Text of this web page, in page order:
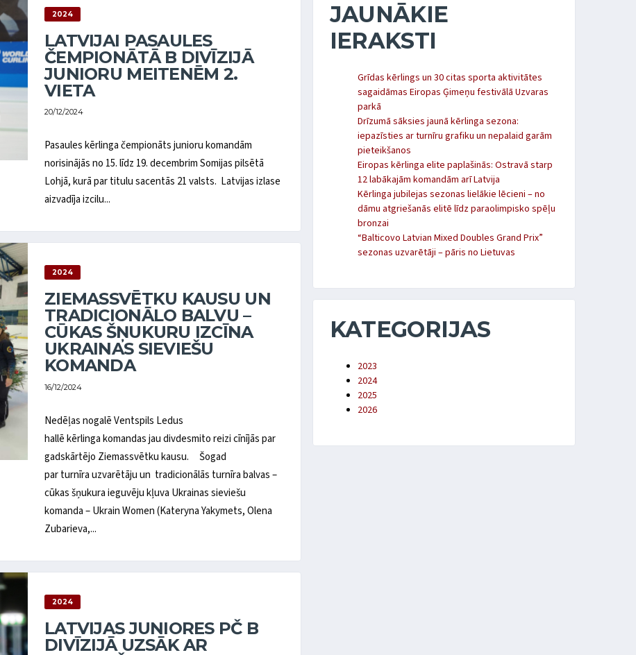
2024
LATVIJAI PASAULES
ČEMPIONĀTĀ B DIVĪZIJĀ
JUNIORU MEITENĒM 2.
VIETA
20/12/2024
Pasaules kērlinga čempionāts junioru komandām
norisinājās no 15. līdz 19. decembrim Somijas pilsētā
Lohjā, kurā par titulu sacentās 21 valsts. Latvijas izlase
aizvadīja izcilu...
2024
ZIEMASSVĒTKU KAUSU UN
TRADICIONĀLO BALVU –
CŪKAS ŠŅUKURU IZCĪNA
UKRAINAS SIEVIEŠU
KOMANDA
16/12/2024
Nedēļas nogalē Ventspils Ledus
hallē kērlinga komandas jau divdesmito reizi cīnījās par
gadskārtējo Ziemassvētku kausu. Šogad
par turnīra uzvarētāju un tradicionālās turnīra balvas –
cūkas šņukura ieguvēju kļuva Ukrainas sieviešu
komanda – Ukrain Women (Kateryna Yakymets, Olena
Zubarieva,...
2024
LATVIJAS JUNIORES PČ B
DIVĪZIJĀ UZSĀK AR
JAUNĀKIE
IERAKSTI
Grīdas kērlings un 30 citas sporta aktivitātes
sagaidāmas Eiropas Ģimeņu festivālā Uzvaras
parkā
Drīzumā sāksies jaunā kērlinga sezona:
iepazīsties ar turnīru grafiku un nepalaid garām
pieteikšanos
Eiropas kērlinga elite paplašinās: Ostravā starp
12 labākajām komandām arī Latvija
Kērlinga jubilejas sezonas lielākie lēcieni – no
dāmu atgriešanās elitē līdz paraolimpisko spēļu
bronzai
“Balticovo Latvian Mixed Doubles Grand Prix”
sezonas uzvarētāji – pāris no Lietuvas
KATEGORIJAS
2023
2024
2025
2026